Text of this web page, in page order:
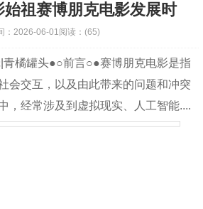
祖赛博朋克电影发展时
： 2026-06-01阅读： (65)
青橘罐头●○前言○●赛博朋克电影是指
会交互，以及由此带来的问题和冲突
，经常涉及到虚拟现实、人工智能....